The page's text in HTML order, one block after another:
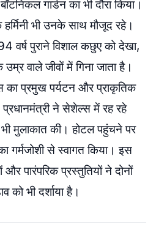
गार्डन का भी दौरा किया।
हर्मिनी भी उनके साथ मौजूद रहे।
वर्ष पुराने विशाल कछुए को देखा,
वाले जीवों में गिना जाता है।
का प्रमुख पर्यटन और प्राकृतिक
प्रधानमंत्री ने सेशेल्स में रह रहे
मुलाकात की। होटल पहुंचने पर
गर्मजोशी से स्वागत किया। इस
और पारंपरिक प्रस्तुतियों ने दोनों
भी दर्शाया है।